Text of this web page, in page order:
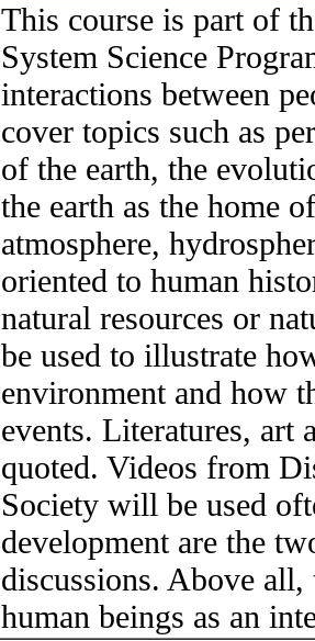
This course is part of
System Science
interactions between
cover topics such as
of the earth, the
the earth as the home
atmosphere,
oriented to human
natural resources or
be used to illustrate
environment and how
events. Literatures, art
quoted. Videos from
Society will be used
development are the
discussions. Above all,
human beings as an